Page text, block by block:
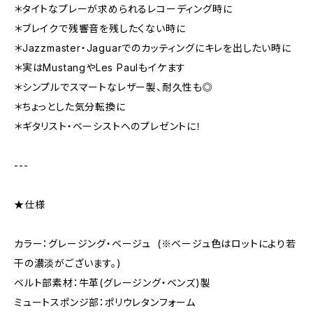
＊タイトなプレーが求められるレコーディング時に
＊ブレイクで残響音を残したくない時に
＊Jazzmaster・Jaguarでのカッティングにキレを出したい時に
＊実はMustangやLes Paulもイケます
＊シンプルでスマートなレザー製、耐久性も◎
＊ちょっとした気分転換に
＊ギタリスト・ベーシストへのプレゼントに！
---
★仕様
カラー：グレージング・ベージュ (※ベージュ色はロットにより若
干の濃淡がございます。)
ベルト部素材：牛革(グレージング・ベンズ)製
ミュートスポンジ部：ポリウレタンフォーム